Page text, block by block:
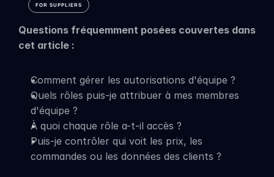
FOR SUPPLIERS
Questions fréquemment posées couvertes dans
cet article :
Comment gérer les autorisations d'équipe ?
Quels rôles puis-je attribuer à mes membres
d'équipe ?
À quoi chaque rôle a-t-il accès ?
Puis-je contrôler qui voit les prix, les
commandes ou les données des clients ?